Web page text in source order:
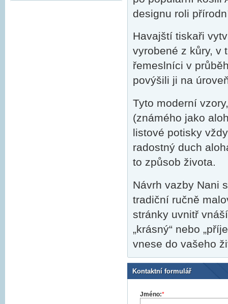
designu roli
Havajští tiskaři
vyrobené z kůry, v
řemeslníci v
povýšili ji na
Tyto moderní
(známého jako
listové potisky
radostný duch
to způsob života.
Návrh vazby Nani
tradiční ručně
stránky uvnitř
„krásný“ nebo
vnese do vašeho
Kontaktní formulář
Jméno:*